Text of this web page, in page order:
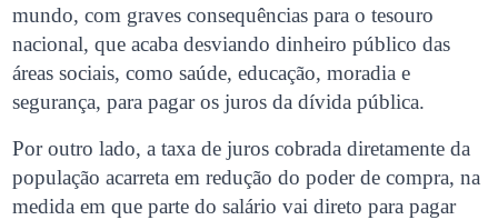
mundo, com graves consequências para o tesouro
nacional, que acaba desviando dinheiro público das
áreas sociais, como saúde, educação, moradia e
segurança, para pagar os juros da dívida pública.
Por outro lado, a taxa de juros cobrada diretamente da
população acarreta em redução do poder de compra, na
medida em que parte do salário vai direto para pagar